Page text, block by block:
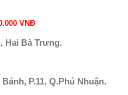
VNĐ
Hai Bà Trưng.
P.11, Q.Phú Nhuận.